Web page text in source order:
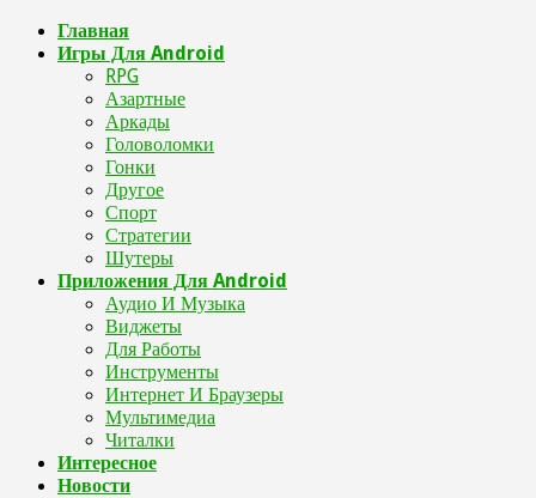
Главная
Игры Для Android
RPG
Азартные
Аркады
Головоломки
Гонки
Другое
Спорт
Стратегии
Шутеры
Приложения Для Android
Аудио И Музыка
Виджеты
Для Работы
Инструменты
Интернет И Браузеры
Мультимедиа
Читалки
Интересное
Новости